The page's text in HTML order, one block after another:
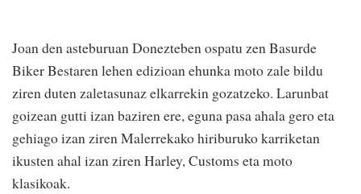
Joan den asteburuan Donezteben ospatu zen Basurde
Biker Bestaren lehen edizioan ehunka moto zale bildu
ziren duten zaletasunaz elkarrekin gozatzeko. Larunbat
goizean gutti izan baziren ere, eguna pasa ahala gero eta
gehiago izan ziren Malerrekako hiriburuko karriketan
ikusten ahal izan ziren Harley, Customs eta moto
klasikoak.